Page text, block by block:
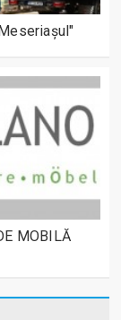
MOBILĂ